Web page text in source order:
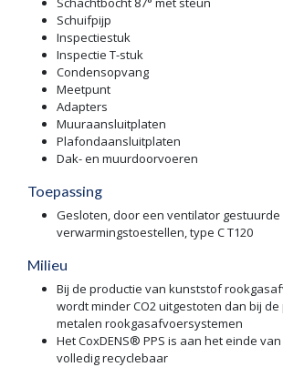
Schuifpijp
Inspectiestuk
Inspectie T-stuk
Condensopvang
Meetpunt
Adapters
Muuraansluitplaten
Plafondaansluitplaten
Dak- en muurdoorvoeren
Toepassing
Gesloten, door een ventilator
verwarmingstoestellen, type C T120
Milieu
Bij de productie van kunststof
wordt minder CO2 uitgestoten dan bij
metalen rookgasafvoersystemen
Het CoxDENS® PPS is aan het einde
volledig recyclebaar